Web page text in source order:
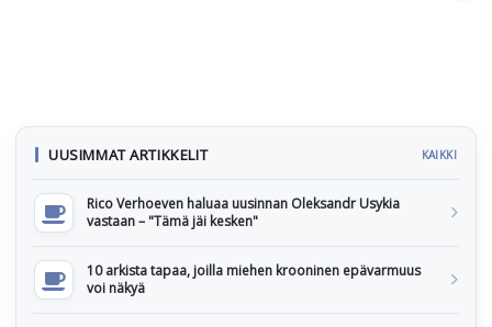
UUSIMMAT ARTIKKELIT KAIKKI
Rico Verhoeven haluaa uusinnan Oleksandr Usykia
vastaan – "Tämä jäi kesken"
10 arkista tapaa, joilla miehen krooninen epävarmuus
voi näkyä